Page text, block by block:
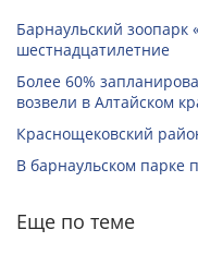
Барнаульский зоопарк
шестнадцатилетние
Более 60%
возвели в Алтайском
Краснощековский
В барнаульском парке
Еще по теме